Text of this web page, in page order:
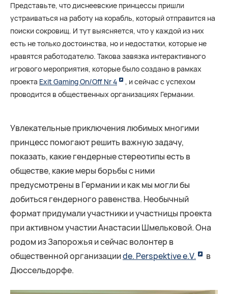
Представьте, что диснеевские принцессы пришли
устраиваться на работу на корабль, который отправится на
поиски сокровищ. И тут выясняется, что у каждой из них
есть не только достоинства, но и недостатки, которые не
нравятся работодателю. Такова завязка интерактивного
игрового мероприятия, которые было создано в рамках
проекта Exit Gaming On/Off Nr 4
, и сейчас с успехом
проводится в общественных организациях Германии.
Увлекательные приключения любимых многими
принцесс помогают решить важную задачу,
показать, какие гендерные стереотипы есть в
обществе, какие меры борьбы с ними
предусмотрены в Германии и как мы могли бы
добиться гендерного равенства. Необычный
формат придумали участники и участницы проекта
при активном участии Анастасии Шмельковой. Она
родом из Запорожья и сейчас волонтер в
общественной организацииde. Perspektive e.V.
в
Дюссельдорфе.